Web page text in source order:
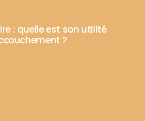
: quelle est son utilité
?